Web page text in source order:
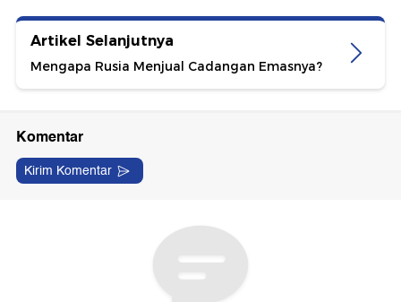
Artikel Selanjutnya
Mengapa Rusia Menjual Cadangan Emasnya?